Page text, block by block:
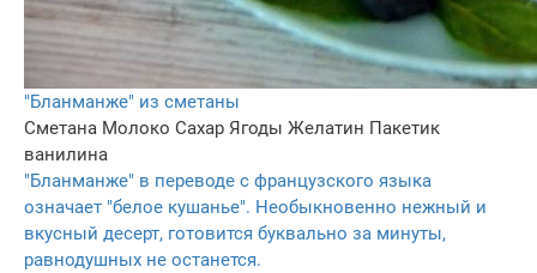
"Бланманже" из сметаны
Сметана Молоко Сахар Ягоды Желатин Пакетик
ванилина
"Бланманже" в переводе с французского языка
означает "белое кушанье". Необыкновенно нежный и
вкусный десерт, готовится буквально за минуты,
равнодушных не останется.